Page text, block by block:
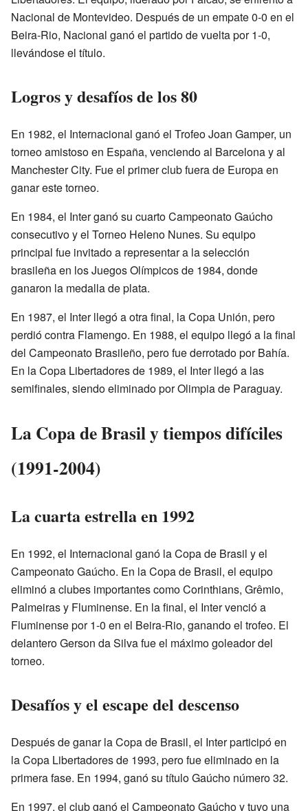
Nacional de Montevideo. Después de un empate 0-0 en el
Beira-Rio, Nacional ganó el partido de vuelta por 1-0,
llevándose el título.
Logros y desafíos de los 80
En 1982, el Internacional ganó el Trofeo Joan Gamper, un
torneo amistoso en España, venciendo al Barcelona y al
Manchester City. Fue el primer club fuera de Europa en
ganar este torneo.
En 1984, el Inter ganó su cuarto Campeonato Gaúcho
consecutivo y el Torneo Heleno Nunes. Su equipo
principal fue invitado a representar a la selección
brasileña en los Juegos Olímpicos de 1984, donde
ganaron la medalla de plata.
En 1987, el Inter llegó a otra final, la Copa Unión, pero
perdió contra Flamengo. En 1988, el equipo llegó a la final
del Campeonato Brasileño, pero fue derrotado por Bahía.
En la Copa Libertadores de 1989, el Inter llegó a las
semifinales, siendo eliminado por Olimpia de Paraguay.
La Copa de Brasil y tiempos difíciles
(1991-2004)
La cuarta estrella en 1992
En 1992, el Internacional ganó la Copa de Brasil y el
Campeonato Gaúcho. En la Copa de Brasil, el equipo
eliminó a clubes importantes como Corinthians, Grêmio,
Palmeiras y Fluminense. En la final, el Inter venció a
Fluminense por 1-0 en el Beira-Rio, ganando el trofeo. El
delantero Gerson da Silva fue el máximo goleador del
torneo.
Desafíos y el escape del descenso
Después de ganar la Copa de Brasil, el Inter participó en
la Copa Libertadores de 1993, pero fue eliminado en la
primera fase. En 1994, ganó su título Gaúcho número 32.
En 1997, el club ganó el Campeonato Gaúcho y tuvo una